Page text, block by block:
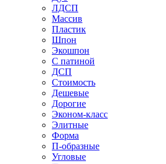
ЛДСП
Массив
Пластик
Шпон
Экошпон
С патиной
ДСП
Стоимость
Дешевые
Дорогие
Эконом-класс
Элитные
Форма
П-образные
Угловые